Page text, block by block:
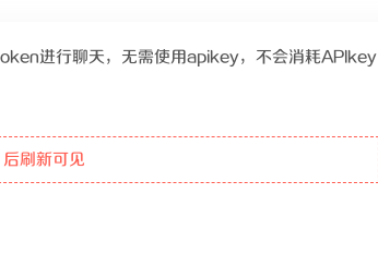
进行聊天，无需使用apikey，不会消耗APIkey
后刷新可见